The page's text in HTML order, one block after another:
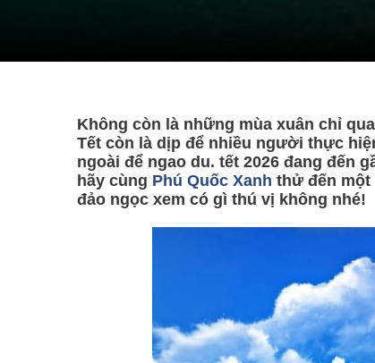
Không còn là những mùa xuân chỉ
Tết còn là dịp để nhiều người thực
ngoài để ngao du. tết 2026 đang đến
hãy cùng Phú Quốc Xanh thử đến
đảo ngọc xem có gì thú vị không nhé!